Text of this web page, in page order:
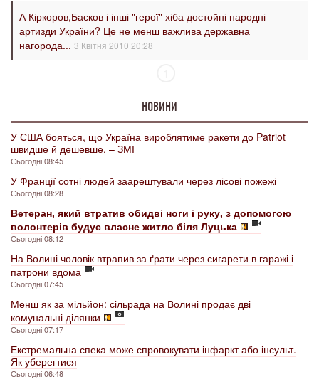
А Кіркоров,Басков і інші "герої" хіба достойні народні
артизди України? Це не менш важлива державна
нагорода... 3 Квітня 2010 20:28
НОВИНИ
У США бояться, що Україна вироблятиме ракети до Patriot
швидше й дешевше, – ЗМІ
Сьогодні 08:45
У Франції сотні людей заарештували через лісові пожежі
Сьогодні 08:28
Ветеран, який втратив обидві ноги і руку, з допомогою
волонтерів будує власне житло біля Луцька
Сьогодні 08:12
На Волині чоловік втрапив за ґрати через сигарети в гаражі і
патрони вдома
Сьогодні 07:45
Менш як за мільйон: сільрада на Волині продає дві
комунальні ділянки
Сьогодні 07:17
Екстремальна спека може спровокувати інфаркт або інсульт.
Як уберегтися
Сьогодні 06:48